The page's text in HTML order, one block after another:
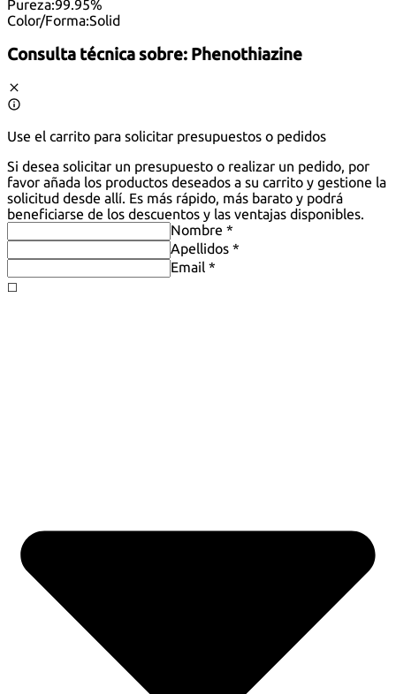
Pureza:99.95%
Color/Forma:Solid
Consulta técnica sobre: Phenothiazine
Use el carrito para solicitar presupuestos o pedidos
Si desea solicitar un presupuesto o realizar un pedido, por
favor añada los productos deseados a su carrito y gestione la
solicitud desde allí. Es más rápido, más barato y podrá
beneficiarse de los descuentos y las ventajas disponibles.
Nombre *
Apellidos *
Email *
◻️